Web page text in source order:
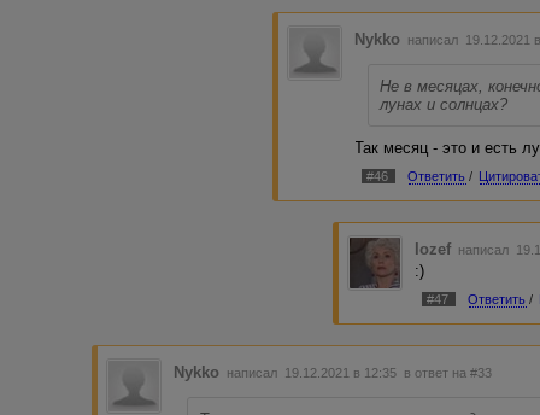
Nykko написал 19.12.2021
Не в месяцах,
лунах и солнцах?
Так месяц - это и есть
#46 Ответить /
Iozef написал
:)
#47 Ответить /
Nykko написал 19.12.2021 в 12:35 в ответ на #33